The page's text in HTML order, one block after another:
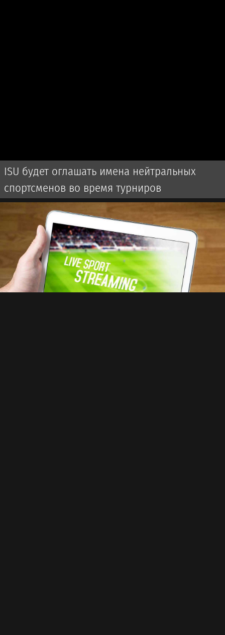
ISU будет оглашать имена нейтральных
спортсменов во время турниров